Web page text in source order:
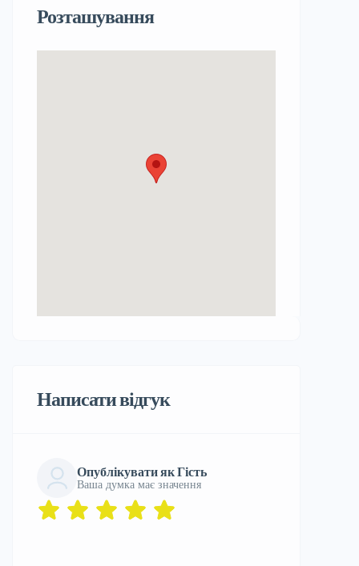
Розташування
Написати відгук
Опублікувати як Гість
Ваша думка має значення